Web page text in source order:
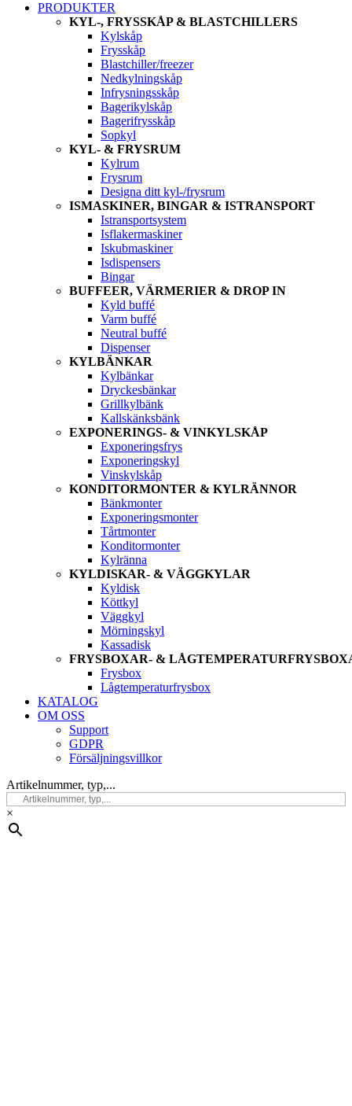
PRODUKTER
KYL-, FRYSSKÅP & BLASTCHILLERS
Kylskåp
Frysskåp
Blastchiller/freezer
Nedkylningskåp
Infrysningsskåp
Bagerikylskåp
Bagerifrysskåp
Sopkyl
KYL- & FRYSRUM
Kylrum
Frysrum
Designa ditt kyl-/frysrum
ISMASKINER, BINGAR & ISTRANSPORT
Istransportsystem
Isflakermaskiner
Iskubmaskiner
Isdispensers
Bingar
BUFFEER, VÄRMERIER & DROP IN
Kyld buffé
Varm buffé
Neutral buffé
Dispenser
KYLBÄNKAR
Kylbänkar
Dryckesbänkar
Grillkylbänk
Kallskänksbänk
EXPONERINGS- & VINKYLSKÅP
Exponeringsfrys
Exponeringskyl
Vinskylskåp
KONDITORMONTER & KYLRÄNNOR
Bänkmonter
Exponeringsmonter
Tårtmonter
Konditormonter
Kylränna
KYLDISKAR- & VÄGGKYLAR
Kyldisk
Köttkyl
Väggkyl
Mörningskyl
Kassadisk
FRYSBOXAR- &
Frysbox
Lågtemperaturfrysbox
KATALOG
OM OSS
Support
GDPR
Försäljningsvillkor
Artikelnummer, typ,...
×